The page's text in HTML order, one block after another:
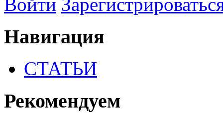
Навигация
СТАТЬИ
Рекомендуем